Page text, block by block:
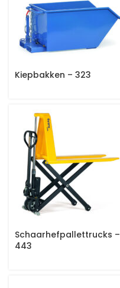
Kiepbakken – 323
Schaarhefpallettrucks –
443